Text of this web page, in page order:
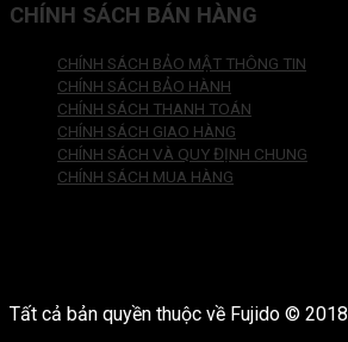
CHÍNH SÁCH BÁN HÀNG
CHÍNH SÁCH BẢO MẬT THÔNG TIN
CHÍNH SÁCH BẢO HÀNH
CHÍNH SÁCH THANH TOÁN
CHÍNH SÁCH GIAO HÀNG
CHÍNH SÁCH VÀ QUY ĐỊNH CHUNG
CHÍNH SÁCH MUA HÀNG
Tất cả bản quyền thuộc về Fujido © 2018